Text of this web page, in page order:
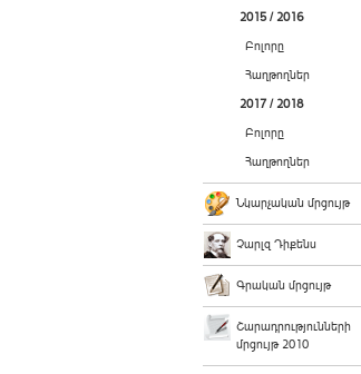
2015 / 2016
Բոլորը
Հաղթողներ
2017 / 2018
Բոլորը
Հաղթողներ
Նկարչական մրցույթ
Չարլզ Դիքենս
Գրական մրցույթ
Շարադրությունների
մրցույթ 2010